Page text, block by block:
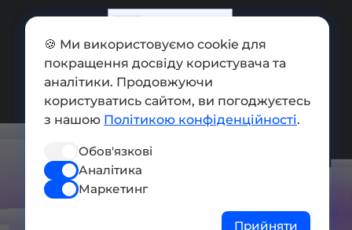
Додати обмінник
Мапа сайту
Press kit
Умови використання
🍪 Ми використовуємо cookie для
покращення досвіду користувача та
аналітики. Продовжуючи
користуватись сайтом, ви погоджуєтесь
з нашою Політикою конфіденційності.
Обов'язкові
Аналітика
Маркетинг
Прийняти